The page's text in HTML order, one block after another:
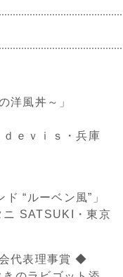
洋風丼～」
ｅｖｉｓ・兵庫
“ルーベン風”」
SATSUKI・東京
代表理事賞 ◆